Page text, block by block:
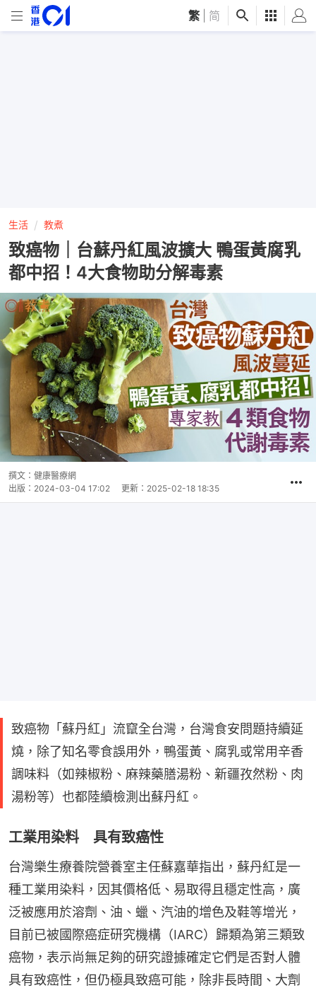
繁 简
生活 教煮
致癌物｜台蘇丹紅風波擴大 鴨蛋黃腐乳
都中招！4大食物助分解毒素
撰文： 健康醫療網
出版： 2024-03-04 17:02 更新： 2025-02-18 18:35
致癌物「蘇丹紅」流竄全台灣，台灣食安問題持續延
燒，除了知名零食誤用外，鴨蛋黃、腐乳或常用辛香
調味料（如辣椒粉、麻辣藥膳湯粉、新疆孜然粉、肉
湯粉等）也都陸續檢測出蘇丹紅。
工業用染料 具有致癌性
台灣樂生療養院營養室主任蘇嘉華指出，蘇丹紅是一
種工業用染料，因其價格低、易取得且穩定性高，廣
泛被應用於溶劑、油、蠟、汽油的增色及鞋等增光，
目前已被國際癌症研究機構（IARC）歸類為第三類致
癌物，表示尚無足夠的研究證據確定它們是否對人體
具有致癌性，但仍極具致癌可能，除非長時間、大劑